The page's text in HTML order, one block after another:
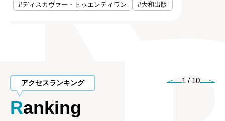
#ディスカヴァー・トゥエンティワン
#大和出版
アクセスランキング
Ranking
1 / 10